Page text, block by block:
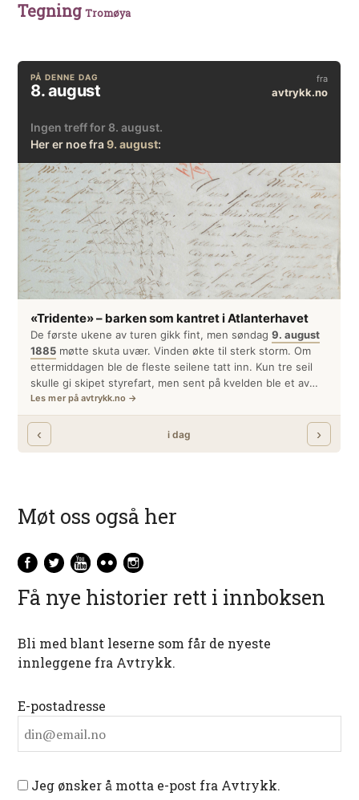
Tegning Tromøya
Møt oss også her
Få nye historier rett i innboksen
Bli med blant leserne som får de nyeste
innleggene fra Avtrykk.
E-postadresse
Jeg ønsker å motta e-post fra Avtrykk.